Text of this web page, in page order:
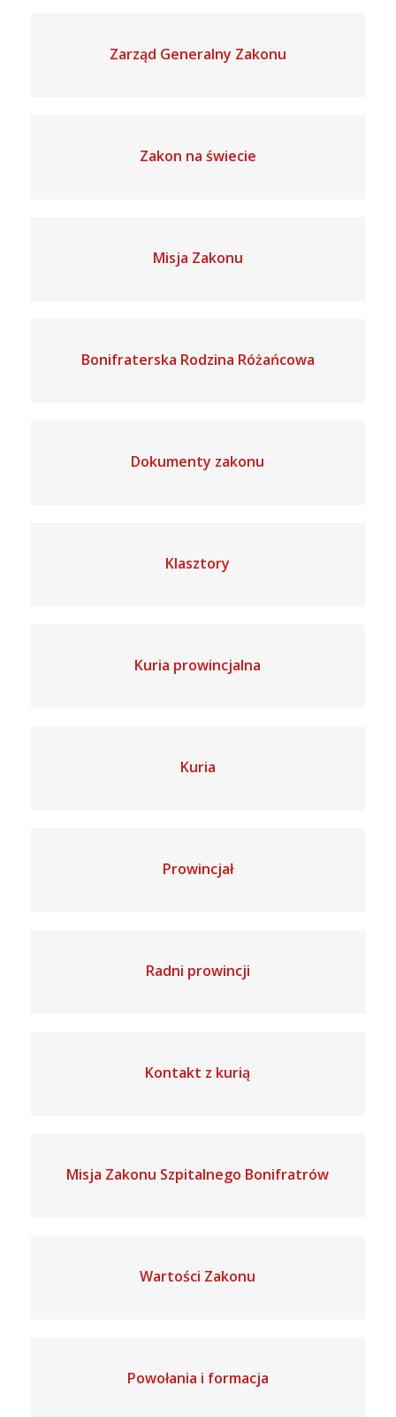
Zarząd Generalny Zakonu
Zakon na świecie
Misja Zakonu
Bonifraterska Rodzina Różańcowa
Dokumenty zakonu
Klasztory
Kuria prowincjalna
Kuria
Prowincjał
Radni prowincji
Kontakt z kurią
Misja Zakonu Szpitalnego Bonifratrów
Wartości Zakonu
Powołania i formacja